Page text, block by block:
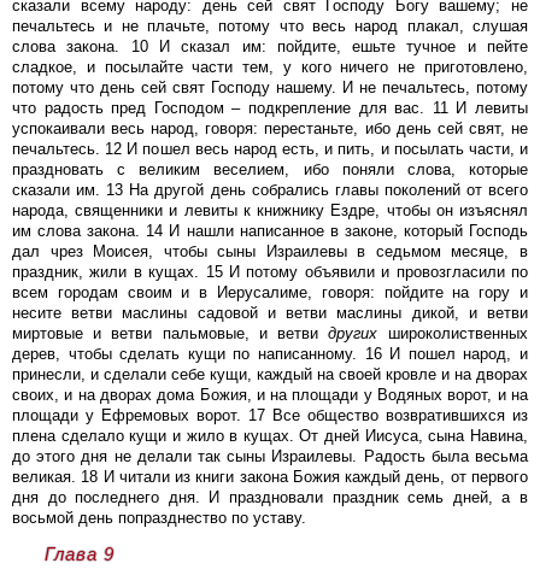
сказали всему народу: день сей свят Господу Богу вашему; не
печальтесь и не плачьте, потому что весь народ плакал, слушая
слова закона. 10 И сказал им: пойдите, ешьте тучное и пейте
сладкое, и посылайте части тем, у кого ничего не приготовлено,
потому что день сей свят Господу нашему. И не печальтесь, потому
что радость пред Господом – подкрепление для вас. 11 И левиты
успокаивали весь народ, говоря: перестаньте, ибо день сей свят, не
печальтесь. 12 И пошел весь народ есть, и пить, и посылать части, и
праздновать с великим веселием, ибо поняли слова, которые
сказали им. 13 На другой день собрались главы поколений от всего
народа, священники и левиты к книжнику Ездре, чтобы он изъяснял
им слова закона. 14 И нашли написанное в законе, который Господь
дал чрез Моисея, чтобы сыны Израилевы в седьмом месяце, в
праздник, жили в кущах. 15 И потому объявили и провозгласили по
всем городам своим и в Иерусалиме, говоря: пойдите на гору и
несите ветви маслины садовой и ветви маслины дикой, и ветви
миртовые и ветви пальмовые, и ветви других широколиственных
дерев, чтобы сделать кущи по написанному. 16 И пошел народ, и
принесли, и сделали себе кущи, каждый на своей кровле и на дворах
своих, и на дворах дома Божия, и на площади у Водяных ворот, и на
площади у Ефремовых ворот. 17 Все общество возвратившихся из
плена сделало кущи и жило в кущах. От дней Иисуса, сына Навина,
до этого дня не делали так сыны Израилевы. Радость была весьма
великая. 18 И читали из книги закона Божия каждый день, от первого
дня до последнего дня. И праздновали праздник семь дней, а в
восьмой день попразднество по уставу.
Глава 9